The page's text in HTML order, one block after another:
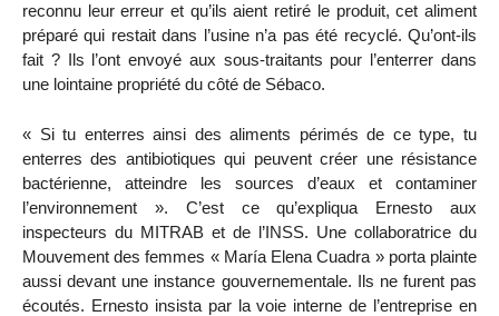
reconnu leur erreur et qu’ils aient retiré le produit, cet aliment
préparé qui restait dans l’usine n’a pas été recyclé. Qu’ont-ils
fait ? Ils l’ont envoyé aux sous-traitants pour l’enterrer dans
une lointaine propriété du côté de Sébaco.
« Si tu enterres ainsi des aliments périmés de ce type, tu
enterres des antibiotiques qui peuvent créer une résistance
bactérienne, atteindre les sources d’eaux et contaminer
l’environnement ». C’est ce qu’expliqua Ernesto aux
inspecteurs du MITRAB et de l’INSS. Une collaboratrice du
Mouvement des femmes « María Elena Cuadra » porta plainte
aussi devant une instance gouvernementale. Ils ne furent pas
écoutés. Ernesto insista par la voie interne de l’entreprise en